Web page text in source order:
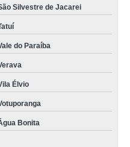
Silvestre de Jacarei
do Paraíba
Élvio
Bonita